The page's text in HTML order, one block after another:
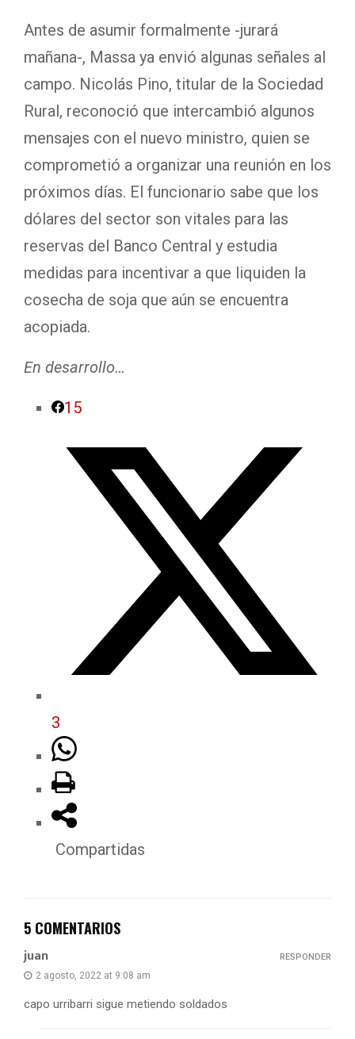
Antes de asumir formalmente -jurará
mañana-, Massa ya envió algunas señales al
campo. Nicolás Pino, titular de la Sociedad
Rural, reconoció que intercambió algunos
mensajes con el nuevo ministro, quien se
comprometió a organizar una reunión en los
próximos días. El funcionario sabe que los
dólares del sector son vitales para las
reservas del Banco Central y estudia
medidas para incentivar a que liquiden la
cosecha de soja que aún se encuentra
acopiada.
En desarrollo…
15
3
Compartidas
5 COMENTARIOS
juan
2 agosto, 2022 at 9:08 am
capo urribarri sigue metiendo soldados
RESPONDER